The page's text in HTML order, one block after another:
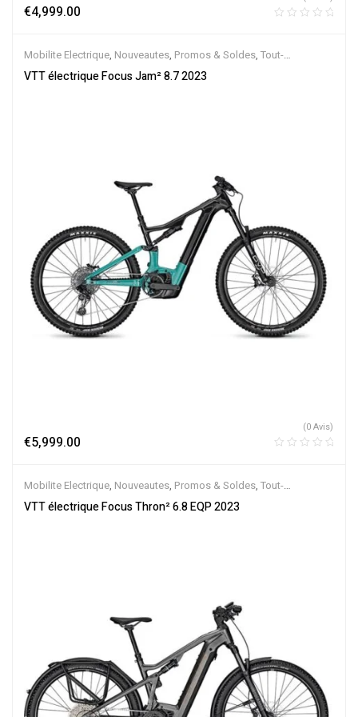
€4,999.00
Mobilite Electrique, Nouveautes, Promos & Soldes, Tout-
Suspendus,Vélo électrique ville ,Velos Electriques
VTT électrique Focus Jam² 8.7 2023
€5,999.00
(0 Avis)
Mobilite Electrique, Nouveautes, Promos & Soldes, Tout-
Suspendus,Vélo électrique ville,Velos Electriques
VTT électrique Focus Thron² 6.8 EQP 2023